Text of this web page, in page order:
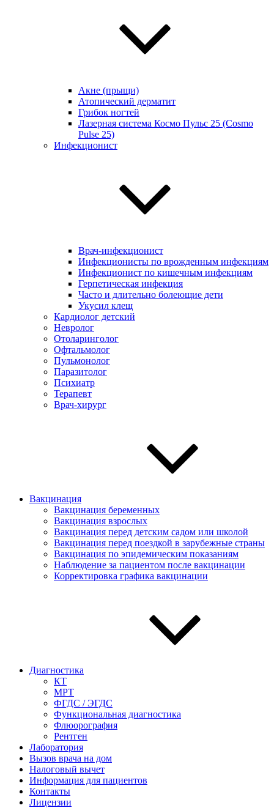
Акне (прыщи)
Атопический дерматит
Грибок ногтей
Лазерная система Космо Пульс 25 (Cosmo
Pulse 25)
Инфекционист
Врач-инфекционист
Инфекционисты по врожденным инфекциям
Инфекционист по кишечным инфекциям
Герпетическая инфекция
Часто и длительно болеющие дети
Укусил клещ
Кардиолог детский
Невролог
Отоларинголог
Офтальмолог
Пульмонолог
Паразитолог
Психиатр
Терапевт
Врач-хирург
Вакцинация
Вакцинация беременных
Вакцинация взрослых
Вакцинация перед детским садом или школой
Вакцинация перед поездкой в зарубежные страны
Вакцинация по эпидемическим показаниям
Наблюдение за пациентом после вакцинации
Корректировка графика вакцинации
Диагностика
КТ
МРТ
ФГДС / ЭГДС
Функциональная диагностика
Флюорография
Рентген
Лаборатория
Вызов врача на дом
Налоговый вычет
Информация для пациентов
Контакты
Лицензии